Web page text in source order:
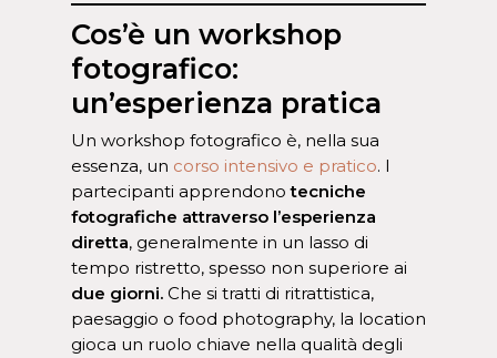
Cos’è un workshop
fotografico:
un’esperienza pratica
Un workshop fotografico è, nella sua
essenza, un corso intensivo e pratico. I
partecipanti apprendonotecniche
fotografiche attraverso l’esperienza
diretta, generalmente in un lasso di
tempo ristretto, spesso non superiore ai
due giorni. Che si tratti di ritrattistica,
paesaggio o food photography, la location
gioca un ruolo chiave nella qualità degli